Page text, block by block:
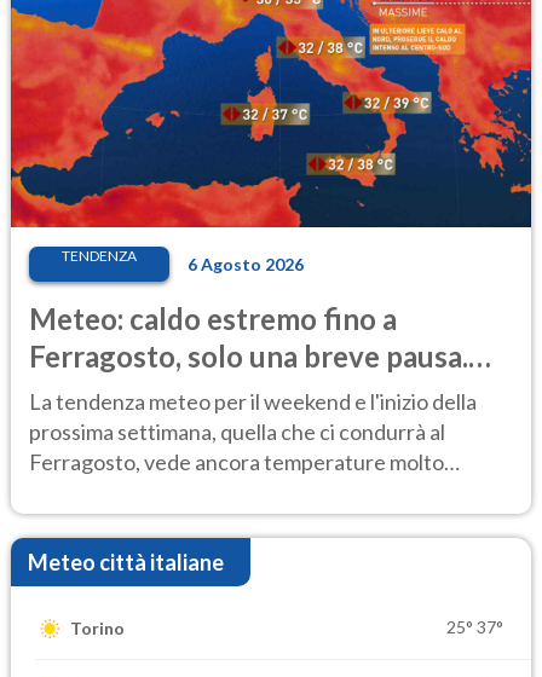
TENDENZA 6 Agosto 2026
Meteo: caldo estremo fino a
Ferragosto, solo una breve pausa.
Ecco dove
La tendenza meteo per il weekend e l'inizio della
prossima settimana, quella che ci condurrà al
Ferragosto, vede ancora temperature molto
Meteo città italiane
Torino 25° 37°